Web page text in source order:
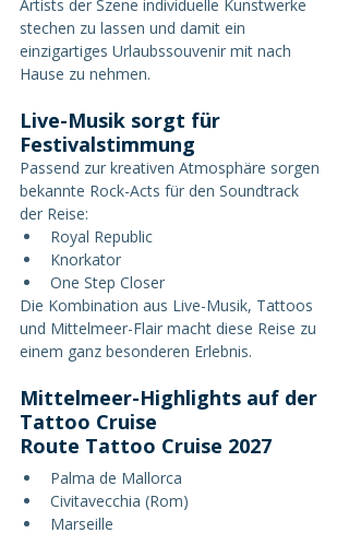
Artists der Szene individuelle Kunstwerke
stechen zu lassen und damit ein
einzigartiges Urlaubssouvenir mit nach
Hause zu nehmen.
Live-Musik sorgt für
Festivalstimmung
Passend zur kreativen Atmosphäre sorgen
bekannte Rock-Acts für den Soundtrack
der Reise:
Royal Republic
Knorkator
One Step Closer
Die Kombination aus Live-Musik, Tattoos
und Mittelmeer-Flair macht diese Reise zu
einem ganz besonderen Erlebnis.
Mittelmeer-Highlights auf der
Tattoo Cruise
Route Tattoo Cruise 2027
Palma de Mallorca
Civitavecchia (Rom)
Marseille